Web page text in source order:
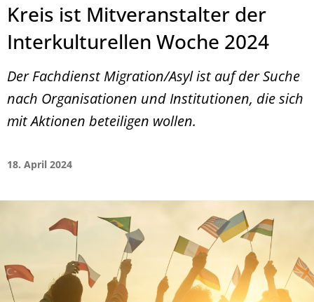
Kreis ist Mitveranstalter der
Interkulturellen Woche 2024
Der Fachdienst Migration/Asyl ist auf der Suche
nach Organisationen und Institutionen, die sich
mit Aktionen beteiligen wollen.
18. April 2024